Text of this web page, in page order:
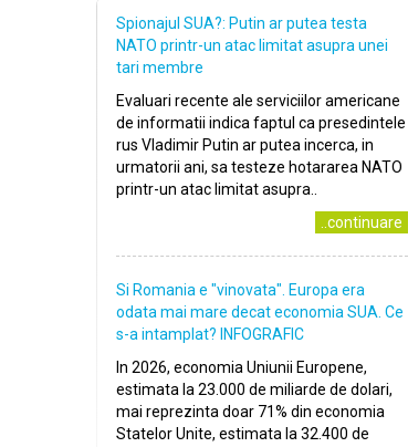
Spionajul SUA?: Putin ar putea testa
NATO printr-un atac limitat asupra unei
tari membre
Evaluari recente ale serviciilor americane
de informatii indica faptul ca presedintele
rus Vladimir Putin ar putea incerca, in
urmatorii ani, sa testeze hotararea NATO
printr-un atac limitat asupra..
..continuare
Si Romania e "vinovata". Europa era
odata mai mare decat economia SUA. Ce
s-a intamplat? INFOGRAFIC
In 2026, economia Uniunii Europene,
estimata la 23.000 de miliarde de dolari,
mai reprezinta doar 71% din economia
Statelor Unite, estimata la 32.400 de